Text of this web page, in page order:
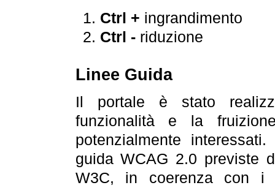
Ctrl + ingrandimento
Ctrl -riduzione
Linee Guida
Il portale è stato
funzionalità e la
potenzialmente
guida WCAG 2.0 previste
W3C, in coerenza con i